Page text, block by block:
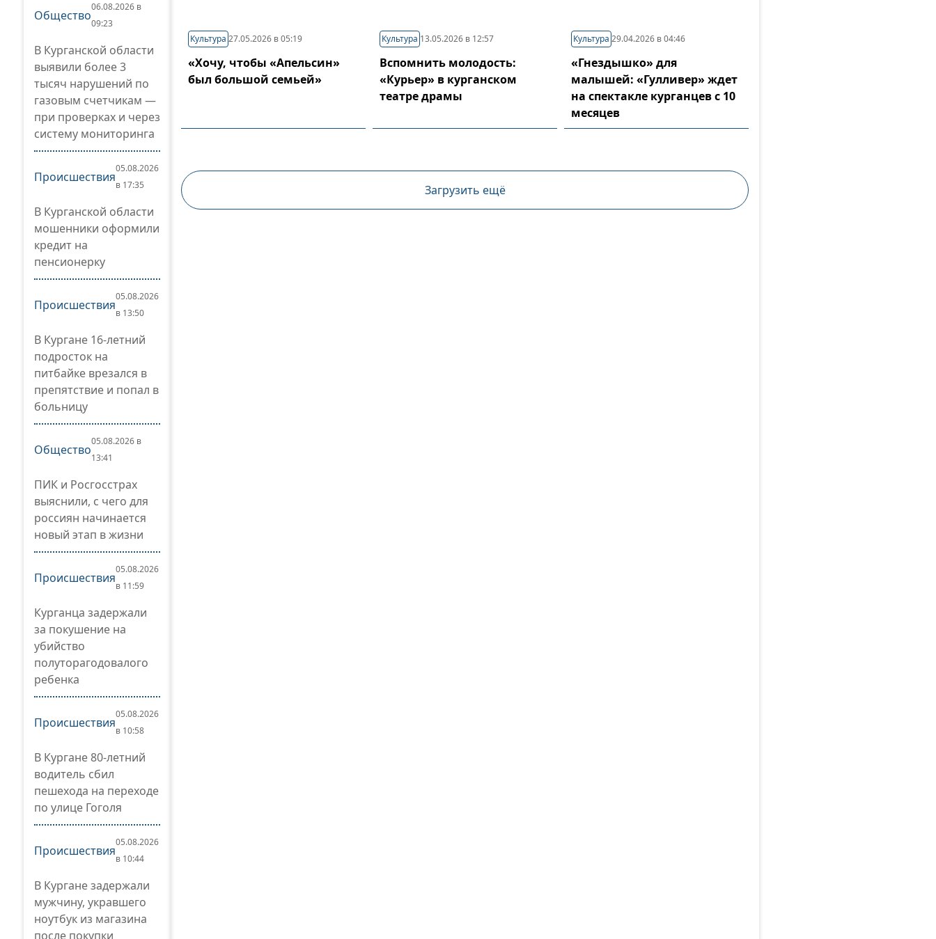
Общество
06.08.2026 в
09:23
В Курганской области
выявили более 3
тысяч нарушений по
газовым счетчикам —
при проверках и через
систему мониторинга
Происшествия
05.08.2026
в 17:35
В Курганской области
мошенники оформили
кредит на
пенсионерку
Происшествия
05.08.2026
в 13:50
В Кургане 16-летний
подросток на
питбайке врезался в
препятствие и попал в
больницу
Общество
05.08.2026 в
13:41
ПИК и Росгосстрах
выяснили, с чего для
россиян начинается
новый этап в жизни
Происшествия
05.08.2026
в 11:59
Курганца задержали
за покушение на
убийство
полуторагодовалого
ребенка
Происшествия
05.08.2026
в 10:58
В Кургане 80-летний
водитель сбил
пешехода на переходе
по улице Гоголя
Происшествия
05.08.2026
в 10:44
В Кургане задержали
мужчину, укравшего
ноутбук из магазина
после покупки
Культура 27.05.2026 в 05:19
«Хочу, чтобы «Апельсин»
был большой семьей»
Культура 13.05.2026 в 12:57
Вспомнить молодость:
«Курьер» в курганском
театре драмы
Культура 29.04.2026 в 04:46
«Гнездышко» для
малышей: «Гулливер» ждет
на спектакле курганцев с 10
месяцев
Загрузить ещё